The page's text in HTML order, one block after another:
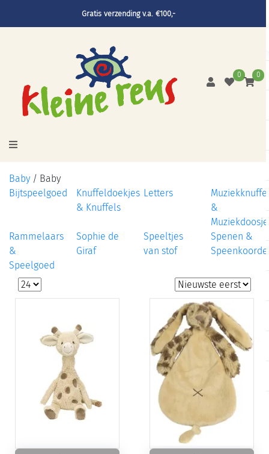
Gratis verzending v.a. €100,-
0 0
Baby / Baby
Bijtspeelgoed
Knuffeldoekjes
& Knuffels
Letters
&
Rammelaars
&
Speelgoed
Sophie de
Giraf
Speeltjes
van stof
Spenen &